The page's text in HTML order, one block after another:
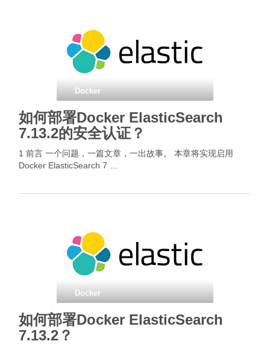
Docker
如何部署Docker ElasticSearch
7.13.2的安全认证？
1 前言 一个问题，一篇文章，一出故事。 本章将实现启用
Docker ElasticSearch 7 …
Docker
如何部署Docker ElasticSearch
7.13.2？